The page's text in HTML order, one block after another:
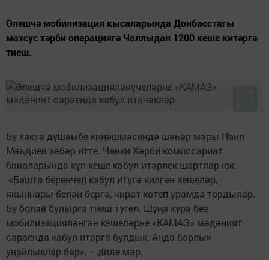
Өлешчә мобилизация кысаларында Донбасстагы
махсус хәрби операциягә Чаллыдан 1200 кеше китәргә
тиеш.
Бу хакта дүшәмбе киңәшмәсендә шәһәр мэры Наил
Мәһдиев хәбәр итте. Чөнки Хәрби комиссариат
биналарында күп кеше кабул итәрлек шартлар юк.
«Башта беренчел кабул итүгә килгән кешеләр,
якыннары белән бергә, чират көтеп урамда тордылар.
Бу болай булырга тиеш түгел. Шуңа күрә без
мобилизацияләнгән кешеләрне «КАМАЗ» мәдәният
сараенда кабул итәргә булдык. Анда барлык
уңайлыклар бар», – диде мэр.